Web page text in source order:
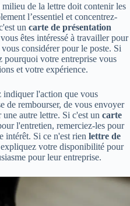
milieu de la lettre doit contenir les
l’essentiel et concentrez-
un carte de présentation
êtes intéressé à travailler pour
considérer pour le poste. Si
pourquoi votre entreprise vous
et votre expérience.
indiquer l'action que vous
de rembourser, de vous envoyer
autre lettre. Si c'est un carte
l'entretien, remerciez-les pour
intérêt. Si ce n'est rien lettre de
votre disponibilité pour
pour leur entreprise.